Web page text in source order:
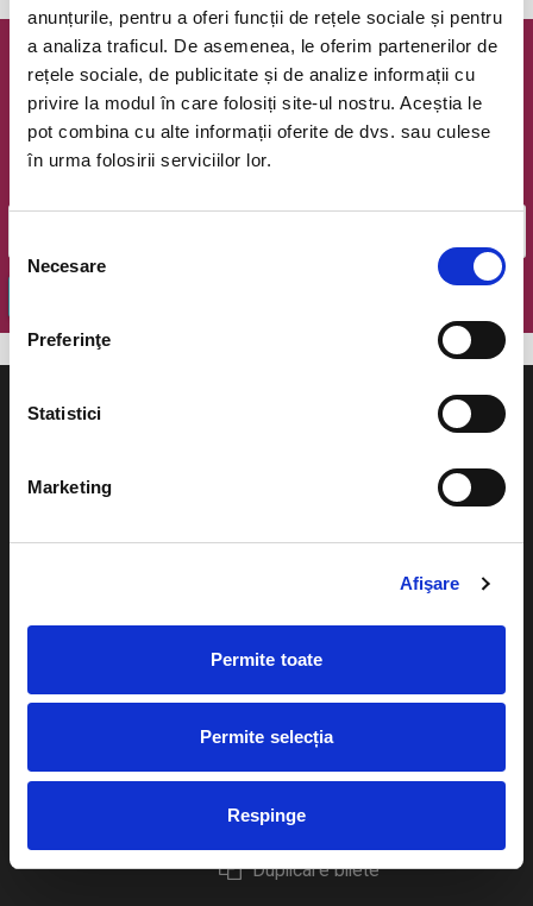
anunțurile, pentru a oferi funcții de rețele sociale și pentru
a analiza traficul. De asemenea, le oferim partenerilor de
rețele sociale, de publicitate și de analize informații cu
privire la modul în care folosiți site-ul nostru. Aceștia le
pot combina cu alte informații oferite de dvs. sau culese
în urma folosirii serviciilor lor.
consimțământului
Necesare
Preferinţe
Statistici
Marketing
Afişare
Permite toate
Permite selecția
Respinge
Newsletter @ Bilete.ro
Oferte exclusive si o editie saptamanala cu cele mai noi
evenimente.
Cum comand bilete?
Plata online sau cash
eBilet printat acasa
Livrare prin curier
Returnare bilete
Duplicare bilete
Evenimente
festivaluri
Pentru copii